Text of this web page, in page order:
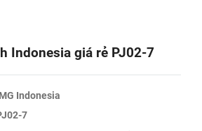
Indonesia giá rẻ PJ02-7
Indonesia
7